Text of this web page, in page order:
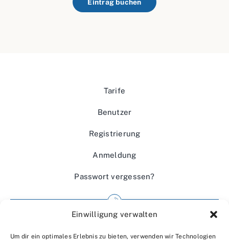
Einwilligung verwalten
Um dir ein optimales Erlebnis zu bieten, verwenden wir Technologien
Eintrag buchen
Tarife
Benutzer
Registrierung
Anmeldung
Passwort vergessen?